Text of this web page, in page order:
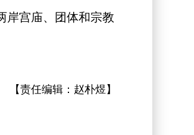
宫庙、团体和宗教
【责任编辑： 赵朴煜 】